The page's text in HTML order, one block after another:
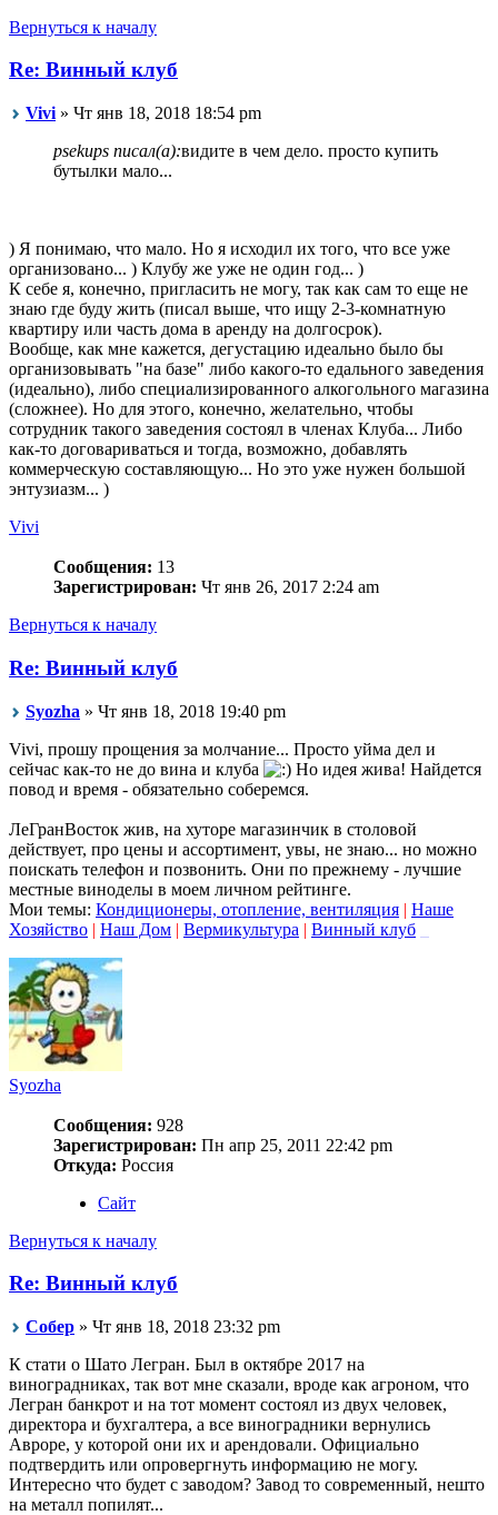
Вернуться к началу
Re: Винный клуб
Vivi » Чт янв 18, 2018 18:54 pm
psekups писал(а):видите в чем дело. просто купить
бутылки мало...
) Я понимаю, что мало. Но я исходил их того, что все уже
организовано... ) Клубу же уже не один год... )
К себе я, конечно, пригласить не могу, так как сам то еще не
знаю где буду жить (писал выше, что ищу 2-3-комнатную
квартиру или часть дома в аренду на долгосрок).
Вообще, как мне кажется, дегустацию идеально было бы
организовывать "на базе" либо какого-то едального заведения
(идеально), либо специализированного алкогольного магазина
(сложнее). Но для этого, конечно, желательно, чтобы
сотрудник такого заведения состоял в членах Клуба... Либо
как-то договариваться и тогда, возможно, добавлять
коммерческую составляющую... Но это уже нужен большой
энтузиазм... )
Vivi
Сообщения: 13
Зарегистрирован: Чт янв 26, 2017 2:24 am
Вернуться к началу
Re: Винный клуб
Syozha » Чт янв 18, 2018 19:40 pm
Vivi, прошу прощения за молчание... Просто уйма дел и
сейчас как-то не до вина и клуба
Но идея жива! Найдется
повод и время - обязательно соберемся.
ЛеГранВосток жив, на хуторе магазинчик в столовой
действует, про цены и ассортимент, увы, не знаю... но можно
поискать телефон и позвонить. Они по прежнему - лучшие
местные виноделы в моем личном рейтинге.
Мои темы: Кондиционеры, отопление, вентиляция | Наше
Хозяйство | Наш Дом | Вермикультура | Винный клуб
Syozha
Сообщения: 928
Зарегистрирован: Пн апр 25, 2011 22:42 pm
Откуда: Россия
Сайт
Вернуться к началу
Re: Винный клуб
Собер » Чт янв 18, 2018 23:32 pm
К стати о Шато Легран. Был в октябре 2017 на
виноградниках, так вот мне сказали, вроде как агроном, что
Легран банкрот и на тот момент состоял из двух человек,
директора и бухгалтера, а все виноградники вернулись
Авроре, у которой они их и арендовали. Официально
подтвердить или опровергнуть информацию не могу.
Интересно что будет с заводом? Завод то современный, нешто
на металл попилят...